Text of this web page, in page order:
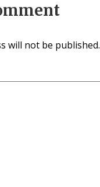
will not be published.